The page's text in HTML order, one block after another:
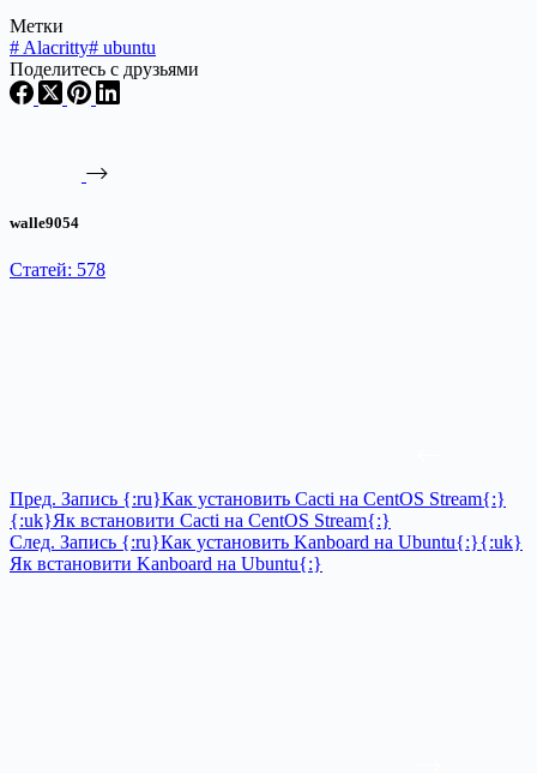
Метки
#Alacritty# ubuntu
Поделитесь с друзьями
walle9054
Статей: 578
Пред. Запись {:ru}Как установить Cacti на CentOS Stream{:}
{:uk}Як встановити Cacti на CentOS Stream{:}
След. Запись {:ru}Как установить Kanboard на Ubuntu{:}{:uk}
Як встановити Kanboard на Ubuntu{:}